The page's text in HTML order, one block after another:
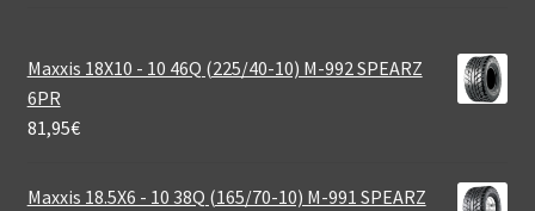
Maxxis 18X10 - 10 46Q (225/40-10) M-992 SPEARZ
6PR
81,95€
Maxxis 18.5X6 - 10 38Q (165/70-10) M-991 SPEARZ